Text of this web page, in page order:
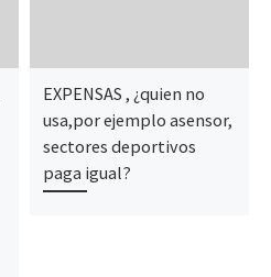
EXPENSAS , ¿quien no
usa,por ejemplo asensor,
sectores deportivos
paga igual?